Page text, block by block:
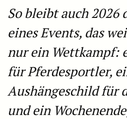
So bleibt auch 2026
eines Events, das
nur ein Wettkampf:
für Pferdesportler,
Aushängeschild für
und ein